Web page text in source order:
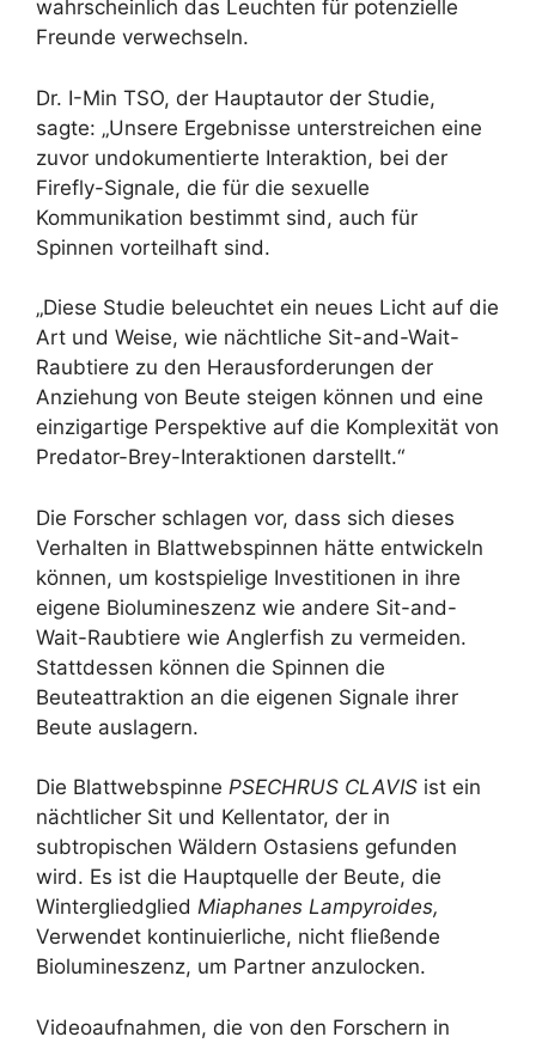
wahrscheinlich das Leuchten für potenzielle
Freunde verwechseln.
Dr. I-Min TSO, der Hauptautor der Studie,
sagte: „Unsere Ergebnisse unterstreichen eine
zuvor undokumentierte Interaktion, bei der
Firefly-Signale, die für die sexuelle
Kommunikation bestimmt sind, auch für
Spinnen vorteilhaft sind.
„Diese Studie beleuchtet ein neues Licht auf die
Art und Weise, wie nächtliche Sit-and-Wait-
Raubtiere zu den Herausforderungen der
Anziehung von Beute steigen können und eine
einzigartige Perspektive auf die Komplexität von
Predator-Brey-Interaktionen darstellt.“
Die Forscher schlagen vor, dass sich dieses
Verhalten in Blattwebspinnen hätte entwickeln
können, um kostspielige Investitionen in ihre
eigene Biolumineszenz wie andere Sit-and-
Wait-Raubtiere wie Anglerfish zu vermeiden.
Stattdessen können die Spinnen die
Beuteattraktion an die eigenen Signale ihrer
Beute auslagern.
Die Blattwebspinne PSECHRUS CLAVIS ist ein
nächtlicher Sit und Kellentator, der in
subtropischen Wäldern Ostasiens gefunden
wird. Es ist die Hauptquelle der Beute, die
Wintergliedglied Miaphanes Lampyroides,
Verwendet kontinuierliche, nicht fließende
Biolumineszenz, um Partner anzulocken.
Videoaufnahmen, die von den Forschern in